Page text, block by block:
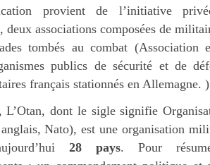
provient de l’initiative
, deux associations composées de
tombés au combat (Association
publics de sécurité et de
français stationnés en Allemagne. )
L’Otan, dont le sigle signifie
Nato), est une organisation
28 pays. Pour